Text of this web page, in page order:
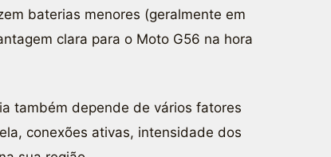
baterias menores (geralmente em
clara para o Moto G56 na hora
também depende de vários fatores
conexões ativas, intensidade dos